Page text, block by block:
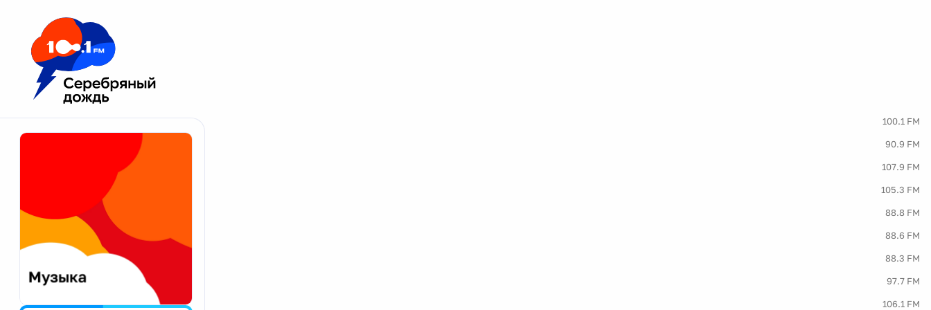
Москва 100.1 FM
Апатиты 100.1 FM
90.9 FM
107.9 FM
105.3 FM
Екатеринбург 88.8 FM
88.6 FM
88.3 FM
Калининград 97.7 FM
Калуга 106.1 FM